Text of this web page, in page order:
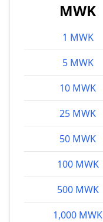
MWK
1 MWK
5 MWK
10 MWK
25 MWK
50 MWK
100 MWK
500 MWK
1,000 MWK